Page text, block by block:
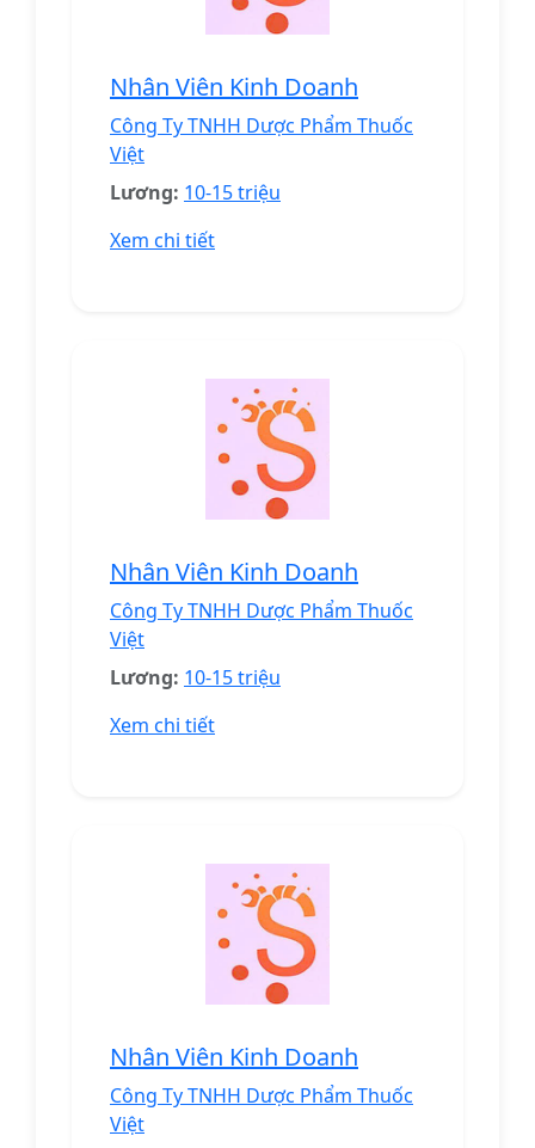
Nhân Viên Kinh Doanh
Công Ty TNHH Dược Phẩm Thuốc
Việt
Lương: 10-15 triệu
Xem chi tiết
Nhân Viên Kinh Doanh
Công Ty TNHH Dược Phẩm Thuốc
Việt
Lương: 10-15 triệu
Xem chi tiết
Nhân Viên Kinh Doanh
Công Ty TNHH Dược Phẩm Thuốc
Việt